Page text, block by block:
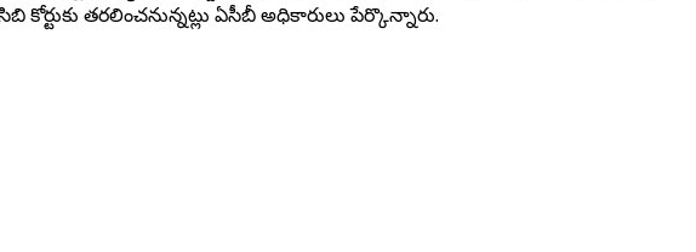
తరలించనున్నట్లు ఏసీబీ అధికారులు పేర్కొన్నారు.